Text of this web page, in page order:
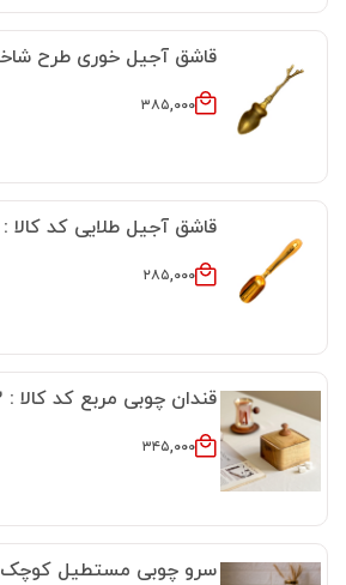
قاشق آجیل خوری طرح شاخه کد
۳۸۵,۰۰۰
قاشق آجیل طلایی کد کالا : ۱۸۶۰۳
۲۸۵,۰۰۰
قندان چوبی مربع کد کالا : ۱۶۵۹۳
۳۴۵,۰۰۰
سرو چوبی مستطیل کوچک کد